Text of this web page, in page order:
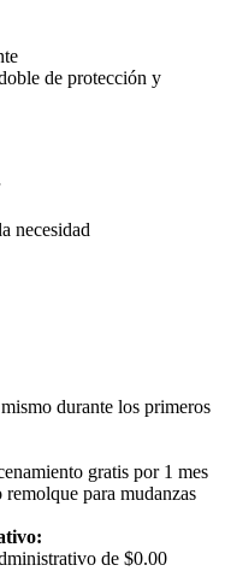
de protección y
necesidad
durante los primeros
gratis por 1 mes
para mudanzas
de $0.00